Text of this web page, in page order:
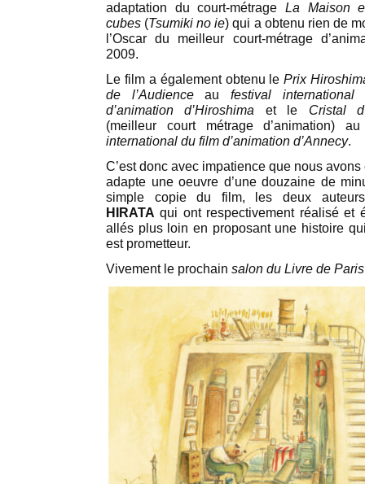
adaptation du court-métrage La Maison
cubes (Tsumiki no ie) qui a obtenu rien de
l’Oscar du meilleur court-métrage
2009.
Le film a également obtenu lePrix
de l’Audienceaufestival
d’animation d’Hiroshima et le Cristal
(meilleur court métrage d’animation)
international du film d’animation d’Annecy.
C’est donc avec impatience que nous
adapte une oeuvre d’une douzaine de
simple copie du film, les deux
HIRATA qui ont respectivement réalisé et
allés plus loin en proposant une histoire
est prometteur.
Vivement le prochain salon du Livre de Paris